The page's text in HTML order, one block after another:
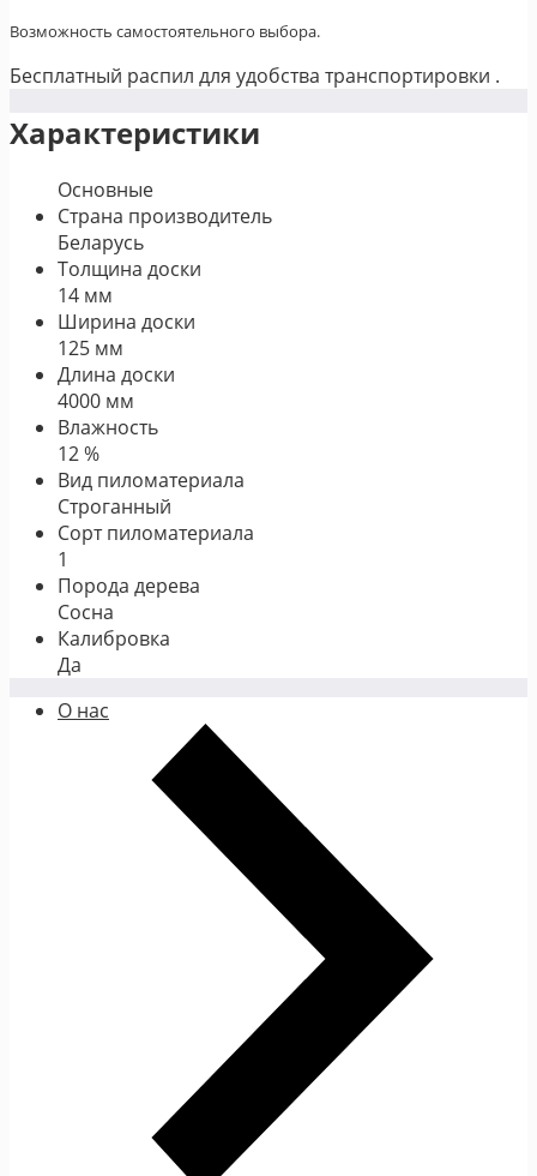
Возможность самостоятельного выбора.
Бесплатный распил для удобства транспортировки .
Характеристики
Основные
Страна производитель
Беларусь
Толщина доски
14 мм
Ширина доски
125 мм
Длина доски
4000 мм
Влажность
12 %
Вид пиломатериала
Строганный
Сорт пиломатериала
1
Порода дерева
Сосна
Калибровка
Да
О нас